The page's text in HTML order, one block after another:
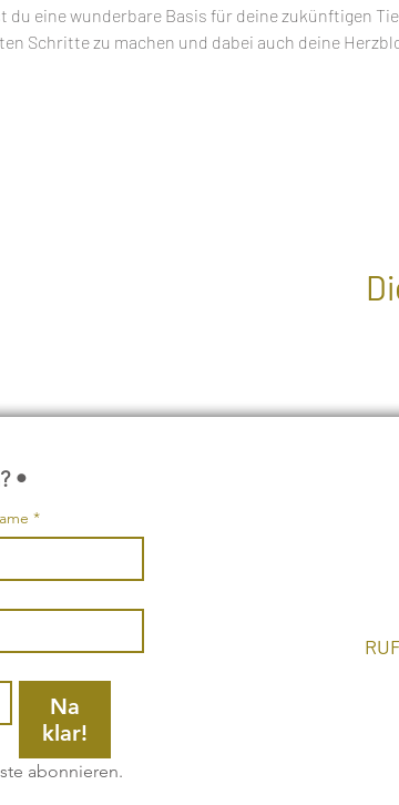
du eine wunderbare Basis für deine zukünftigen
Schritte zu machen und dabei auch deine
•
*
Na
klar!
abonnieren.